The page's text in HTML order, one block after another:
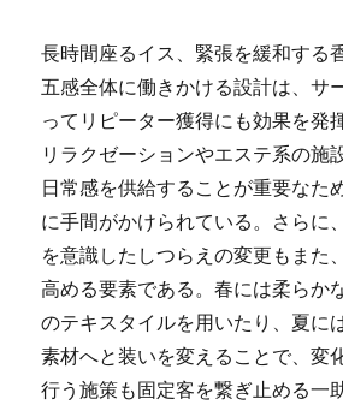
長時間座るイス、緊張を緩和する
五感全体に働きかける設計は、サ
ってリピーター獲得にも効果を発
リラクゼーションやエステ系の施
日常感を供給することが重要なた
に手間がかけられている。さらに
を意識したしつらえの変更もまた
高める要素である。春には柔らか
のテキスタイルを用いたり、夏に
素材へと装いを変えることで、変
行う施策も固定客を繋ぎ止める一